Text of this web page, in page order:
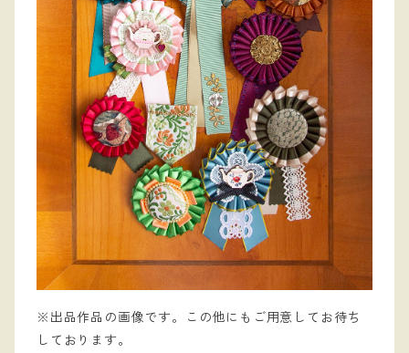
※出品作品の画像です。この他にもご用意してお待ち
しております。